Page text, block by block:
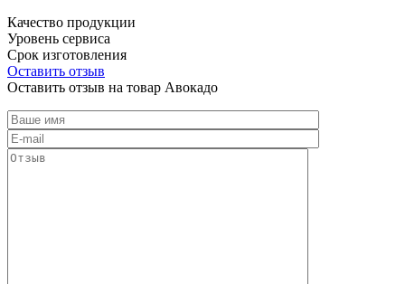
Качество продукции
Уровень сервиса
Срок изготовления
Оставить отзыв
Оставить отзыв на товар Авокадо